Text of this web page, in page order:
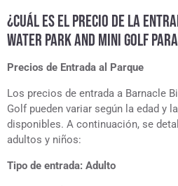
¿CUÁL ES EL PRECIO DE LA
WATER PARK AND MINI GOLF
Precios de Entrada al Parque
Los precios de entrada a Barnacle
Golf pueden variar según la edad y
disponibles. A continuación, se
adultos y niños:
Tipo de entrada: Adulto